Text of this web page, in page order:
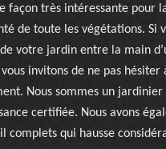
façon très intéressante pour
de toute les végétations. Si
votre jardin entre la main
invitons de ne pas hésiter
Nous sommes un jardinier
certifiée. Nous avons
complets qui hausse